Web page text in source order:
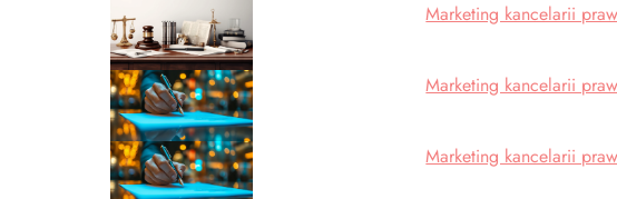
Marketing kancelarii
Marketing kancelarii
Marketing kancelarii